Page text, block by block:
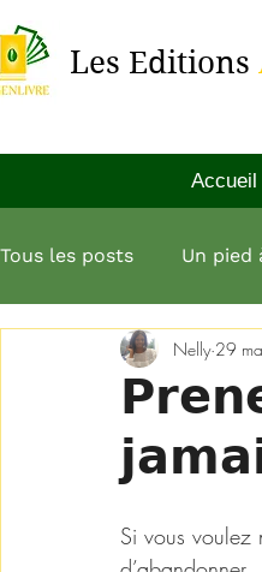
Les Editions
Accueil
Tous les posts Un pied
L'esprit millionnaire
L homme le plus
Nelly 29
Si vous